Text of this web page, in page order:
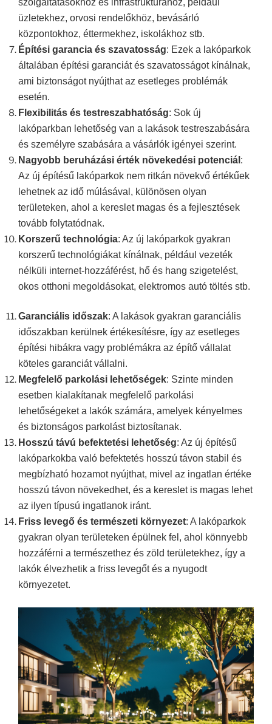
szolgáltatásokhoz és infrastruktúrához, például
üzletekhez, orvosi rendelőkhöz, bevásárló
központokhoz, éttermekhez, iskolákhoz stb.
Építési garancia és szavatosság: Ezek a lakóparkok
általában építési garanciát és szavatosságot kínálnak,
ami biztonságot nyújthat az esetleges problémák
esetén.
Flexibilitás és testreszabhatóság: Sok új
lakóparkban lehetőség van a lakások testreszabására
és személyre szabására a vásárlók igényei szerint.
Nagyobb beruházási érték növekedési potenciál :
Az új építésű lakóparkok nem ritkán növekvő értékűek
lehetnek az idő múlásával, különösen olyan
területeken, ahol a kereslet magas és a fejlesztések
tovább folytatódnak.
Korszerű technológia: Az új lakóparkok gyakran
korszerű technológiákat kínálnak, például vezeték
nélküli internet-hozzáférést, hő és hang szigetelést,
okos otthoni megoldásokat, elektromos autó töltés stb.
Garanciális időszak: A lakások gyakran garanciális
időszakban kerülnek értékesítésre, így az esetleges
építési hibákra vagy problémákra az építő vállalat
köteles garanciát vállalni.
Megfelelő parkolási lehetőségek: Szinte minden
esetben kialakítanak megfelelő parkolási
lehetőségeket a lakók számára, amelyek kényelmes
és biztonságos parkolást biztosítanak.
Hosszú távú befektetési lehetőség: Az új építésű
lakóparkokba való befektetés hosszú távon stabil és
megbízható hozamot nyújthat, mivel az ingatlan értéke
hosszú távon növekedhet, és a kereslet is magas lehet
az ilyen típusú ingatlanok iránt.
Friss levegő és természeti környezet: A lakóparkok
gyakran olyan területeken épülnek fel, ahol könnyebb
hozzáférni a természethez és zöld területekhez, így a
lakók élvezhetik a friss levegőt és a nyugodt
környezetet.